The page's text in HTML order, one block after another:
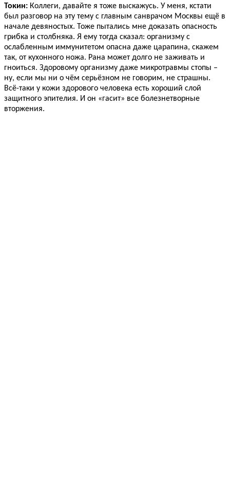
Токин: Коллеги, давайте я тоже выскажусь. У меня, кстати
был разговор на эту тему с главным санврачом Москвы ещё в
начале девяностых. Тоже пытались мне доказать опасность
грибка и столбняка. Я ему тогда сказал: организму с
ослабленным иммунитетом опасна даже царапина, скажем
так, от кухонного ножа. Рана может долго не заживать и
гноиться. Здоровому организму даже микротравмы стопы –
ну, если мы ни о чём серьёзном не говорим, не страшны.
Всё-таки у кожи здорового человека есть хороший слой
защитного эпителия. И он «гасит» все болезнетворные
вторжения.